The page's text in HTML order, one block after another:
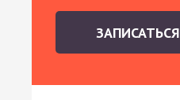
ЗАПИСАТЬСЯ